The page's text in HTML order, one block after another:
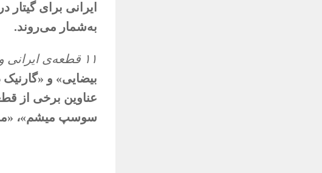
ایرانی برای
به‌شمار می‌روند.
۱۱ قطعه‌ی ایرانی و آذری برای گیتار کلاسیک
بیضایی» و
عناوین برخی از
سوسپ میشم»،